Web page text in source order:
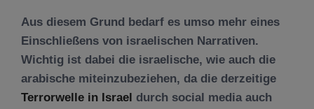
Aus diesem Grund bedarf es umso mehr eines
Einschließens von israelischen Narrativen.
Wichtig ist dabei die israelische, wie auch die
arabische miteinzubeziehen, da die derzeitige
Terrorwelle in Israel durch social media auch